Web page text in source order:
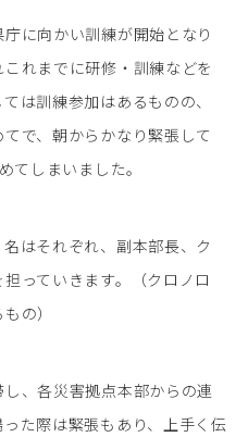
に向かい訓練が開始となり
れまでに研修・訓練などを
は訓練参加はあるものの、
で、朝からかなり緊張して
てしまいました。
はそれぞれ、副本部長、ク
っていきます。（クロノロ
の）
、各災害拠点本部からの連
た際は緊張もあり、上手く伝